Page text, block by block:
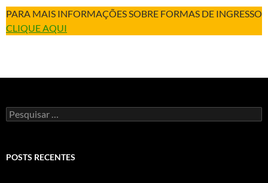
PARA MAIS INFORMAÇÕES SOBRE FORMAS DE INGRESSO
CLIQUE AQUI
Pesquisar
por:
POSTS RECENTES